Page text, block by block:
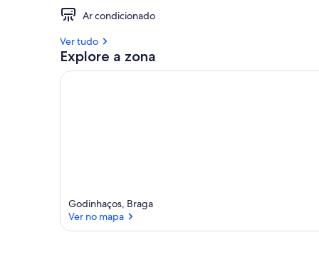
Ar condicionado
Ver tudo
Explore a zona
Godinhaços, Braga
Ver no mapa